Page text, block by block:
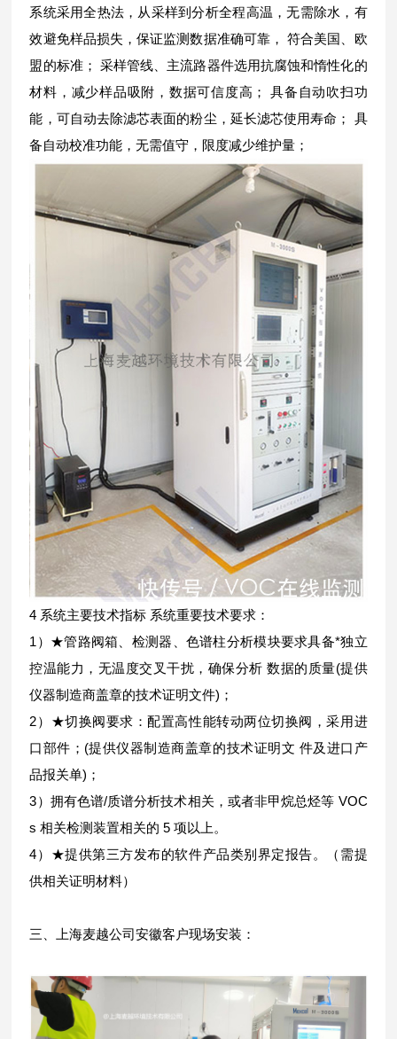
系统采用全热法，从采样到分析全程高温，无需除水，有
效避免样品损失，保证监测数据准确可靠， 符合美国、欧
盟的标准； 采样管线、主流路器件选用抗腐蚀和惰性化的
材料，减少样品吸附，数据可信度高； 具备自动吹扫功
能，可自动去除滤芯表面的粉尘，延长滤芯使用寿命； 具
备自动校准功能，无需值守，限度减少维护量；
4 系统主要技术指标 系统重要技术要求：
1）★管路阀箱、检测器、色谱柱分析模块要求具备*独立
控温能力，无温度交叉干扰，确保分析 数据的质量(提供
仪器制造商盖章的技术证明文件)；
2）★切换阀要求：配置高性能转动两位切换阀，采用进
口部件；(提供仪器制造商盖章的技术证明文 件及进口产
品报关单)；
3）拥有色谱/质谱分析技术相关，或者非甲烷总烃等 VOC
s 相关检测装置相关的 5 项以上。
4）★提供第三方发布的软件产品类别界定报告。（需提
供相关证明材料）
三、上海麦越公司安徽客户现场安装：